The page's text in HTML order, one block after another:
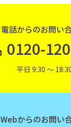
電話からのお問い
0120-
平日 9:30 〜
Webからのお問い